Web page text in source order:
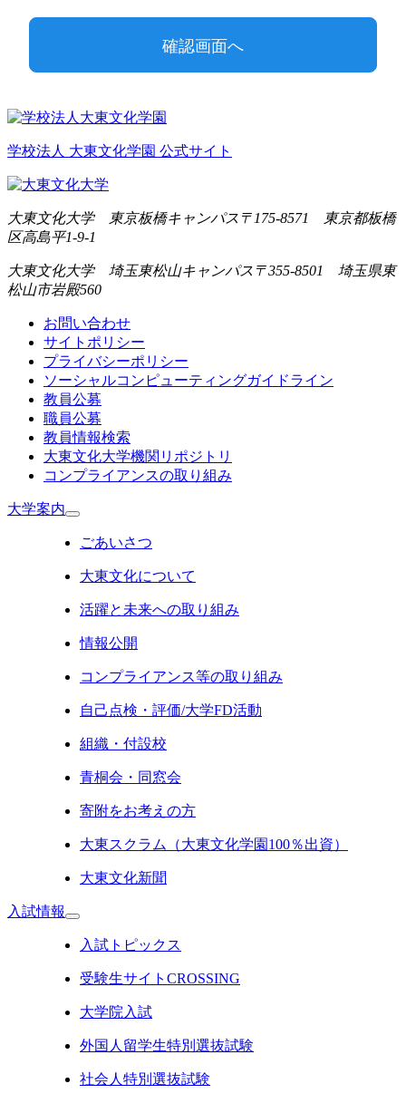
学校法人 大東文化学園 公式サイト
大東文化大学 東京板橋キャンパス 〒175-8571 東京都板橋
区高島平1-9-1
大東文化大学 埼玉東松山キャンパス 〒355-8501 埼玉県東
松山市岩殿560
お問い合わせ
サイトポリシー
プライバシーポリシー
ソーシャルコンピューティングガイドライン
教員公募
職員公募
教員情報検索
大東文化大学機関リポジトリ
コンプライアンスの取り組み
大学案内
ごあいさつ
大東文化について
活躍と未来への取り組み
情報公開
コンプライアンス等の取り組み
自己点検・評価/大学FD活動
組織・付設校
青桐会・同窓会
寄附をお考えの方
大東スクラム（大東文化学園100％出資）
大東文化新聞
入試情報
入試トピックス
受験生サイトCROSSING
大学院入試
外国人留学生特別選抜試験
社会人特別選抜試験